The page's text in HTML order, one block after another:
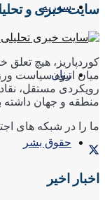
سوریه
زنان
حقوق بشر
سایت خبری و
کوردپاریز، هیچ
میان انبوه سیاست
رویکردی مستقل،
منطقه و جهان داشته
ما را در شبکه های
اخبار اخیر